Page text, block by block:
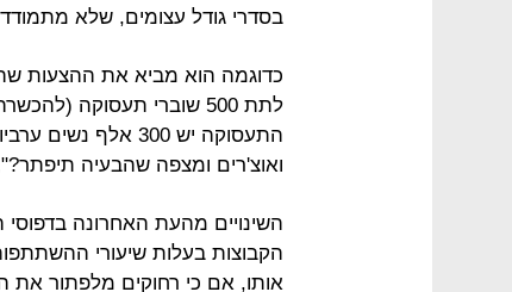
בסדרי גודל עצומים, שלא
כדוגמה הוא מביא את ההצעות
לתת 500 שוברי תעסוקה
ואוצ'רים ומצפה שהבעיה
השינויים מהעת האחרונה
הקבוצות בעלות שיעורי
אותו, אם כי רחוקים מלפתור את